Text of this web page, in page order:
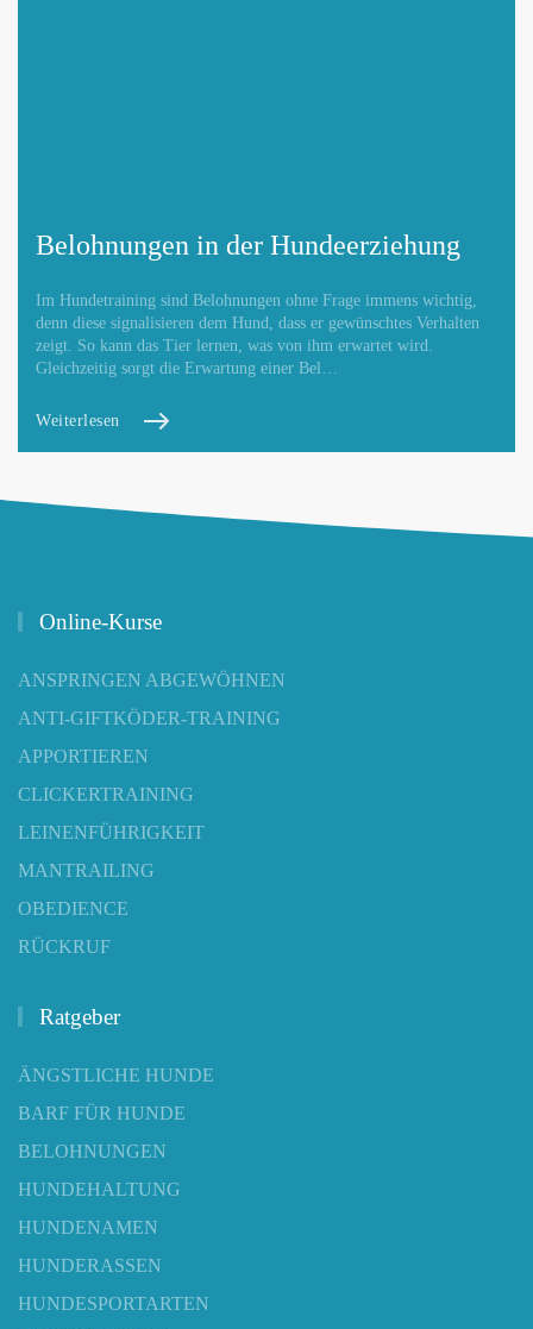
Belohnungen in der Hundeerziehung
Im Hundetraining sind Belohnungen ohne Frage immens wichtig,
denn diese signalisieren dem Hund, dass er gewünschtes Verhalten
zeigt. So kann das Tier lernen, was von ihm erwartet wird.
Gleichzeitig sorgt die Erwartung einer Bel…
Weiterlesen
Online-Kurse
ANSPRINGEN ABGEWÖHNEN
ANTI-GIFTKÖDER-TRAINING
APPORTIEREN
CLICKERTRAINING
LEINENFÜHRIGKEIT
MANTRAILING
OBEDIENCE
RÜCKRUF
Ratgeber
ÄNGSTLICHE HUNDE
BARF FÜR HUNDE
BELOHNUNGEN
HUNDEHALTUNG
HUNDENAMEN
HUNDERASSEN
HUNDESPORTARTEN